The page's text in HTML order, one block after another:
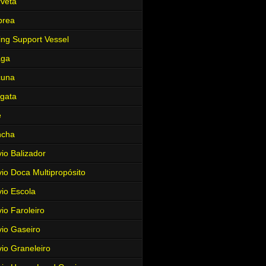
Support Vessel
Balizador
Doca Multipropósito
Escola
Faroleiro
Gaseiro
Graneleiro